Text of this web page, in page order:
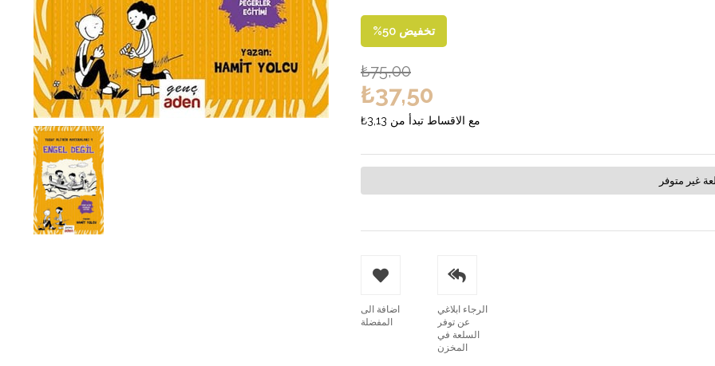
%50 تخفيض
₺75,00
₺37,50
₺3,13 مع الاقساط تبدأ من
غير متوفر
اضافة الى
المفضلة
الرجاء ابلاغي
عن توفر
السلعة في
المخزن